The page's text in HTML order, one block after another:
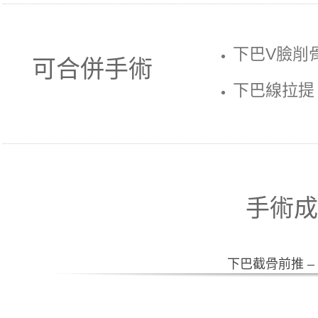
可合併手術
下巴V臉削
下巴線拉提
手術
下巴截骨前推